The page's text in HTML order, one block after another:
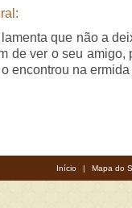
que não a
de ver o seu
encontrou na
Início | Mapa do